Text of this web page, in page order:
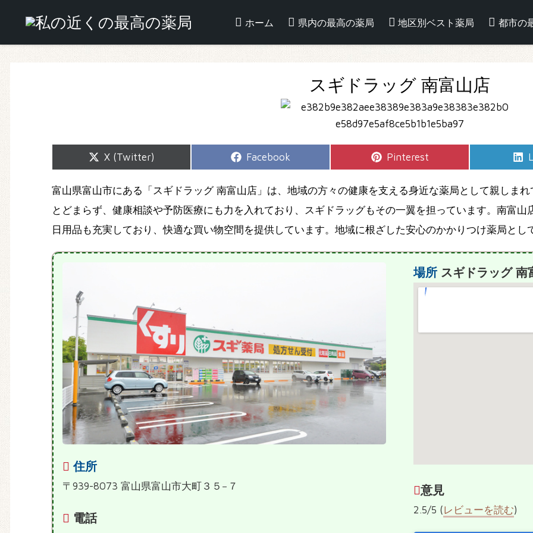
ホーム 県内の最高の薬局 地区別ベスト薬局 都市の
スギドラッグ 南富山店
Share
X (Twitter)
Share
Facebook
Share
Pinterest
富山県富山市にある「スギドラッグ 南富山店」は、地域の方々の健康を支える身近な薬局として親しま
とどまらず、健康相談や予防医療にも力を入れており、スギドラッグもその一翼を担っています。南富
日用品も充実しており、快適な買い物空間を提供しています。地域に根ざした安心のかかりつけ薬局と
住所
〒939-8073 富山県富山市大町３５−７
電話
場所スギドラッグ 南
意見
2.5/5 (レビューを読む)